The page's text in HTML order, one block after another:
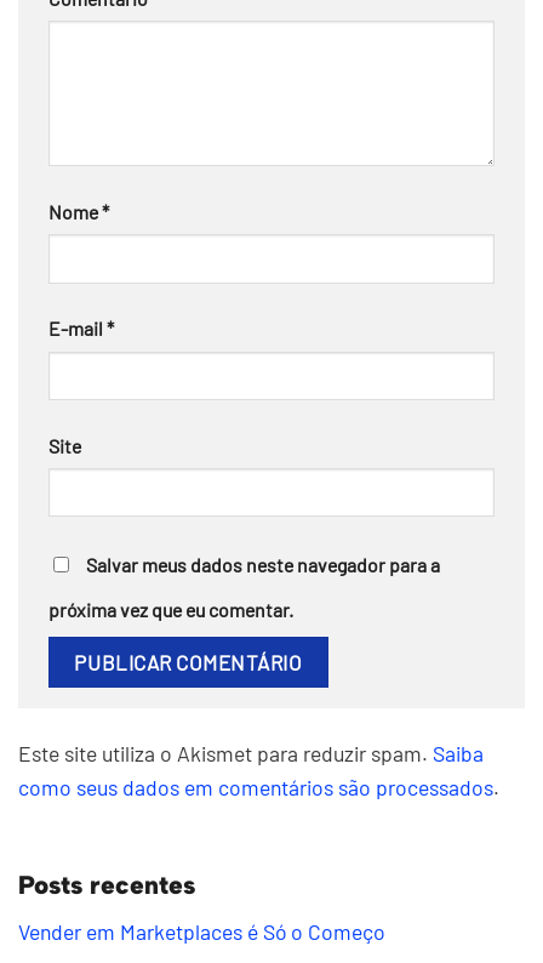
Nome*
E-mail *
Site
Salvar meus dados neste navegador para a
próxima vez que eu comentar.
Este site utiliza o Akismet para reduzir spam. Saiba
como seus dados em comentários são processados.
Posts recentes
Vender em Marketplaces é Só o Começo